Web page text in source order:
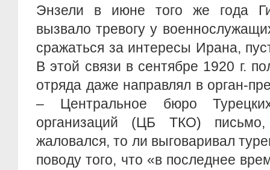
Энзели в июне того же года
вызвало тревогу у
сражаться за интересы Ирана,
В этой связи в сентябре 1920 г.
отряда даже направлял в орган-
– Центральное бюро Турецких
организаций (ЦБ ТКО)
жаловался, то ли выговаривал
поводу того, что «в последнее